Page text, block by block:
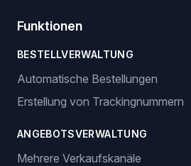
Funktionen
BESTELLVERWALTUNG
Automatische Bestellungen
Erstellung von Trackingnummern
ANGEBOTSVERWALTUNG
Mehrere Verkaufskanäle